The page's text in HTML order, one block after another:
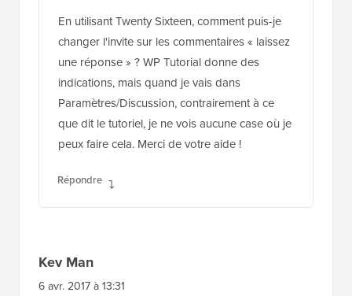
En utilisant Twenty Sixteen, comment puis-je
changer l'invite sur les commentaires « laissez
une réponse » ? WP Tutorial donne des
indications, mais quand je vais dans
Paramètres/Discussion, contrairement à ce
que dit le tutoriel, je ne vois aucune case où je
peux faire cela. Merci de votre aide !
Répondre
Kev Man
6 avr. 2017 à 13:31